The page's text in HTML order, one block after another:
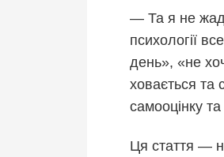
— Та я не
психології
день», «не
ховається та
самооцінку
Ця стаття —